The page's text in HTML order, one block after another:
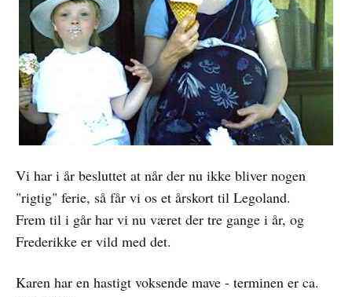
Vi har i år besluttet at når der nu ikke bliver nogen
"rigtig" ferie, så får vi os et årskort til Legoland.
Frem til i går har vi nu været der tre gange i år, og
Frederikke er vild med det.
Karen har en hastigt voksende mave - terminen er ca.